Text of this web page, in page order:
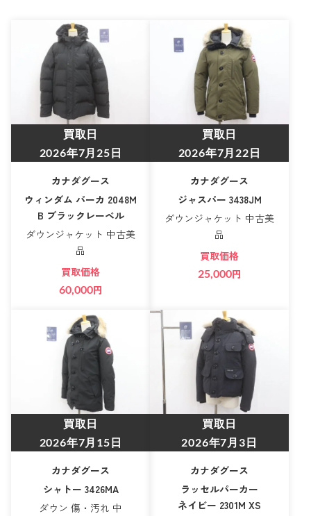
買取日
2026年7月25日
カナダグース
ウィンダム パーカ 2048M
B ブラックレーベル
ダウンジャケット 中古美
品
買取価格
60,000円
買取日
2026年7月22日
カナダグース
ジャスパー 3438JM
ダウンジャケット 中古美
品
買取価格
25,000円
買取日
2026年7月15日
カナダグース
シャトー 3426MA
ダウン 傷・汚れ 中
買取日
2026年7月3日
カナダグース
ラッセルパーカー
ネイビー 2301M XS